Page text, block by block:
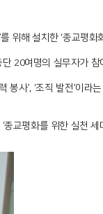
위해 설치한 ‘종교평화
20여명의 실무자가 참
봉사’, ‘조직 발전’
교평화를 위한 실천